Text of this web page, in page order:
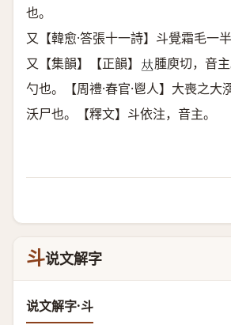
也。
又【韓愈·答張十一詩】斗覺霜毛一半
又【集韻】【正韻】 𠀤腫庾切，音
勺也。【周禮·春官·鬯人】大喪之大
沃尸也。【釋文】斗依注，音主。
斗说文解字
说文解字·斗